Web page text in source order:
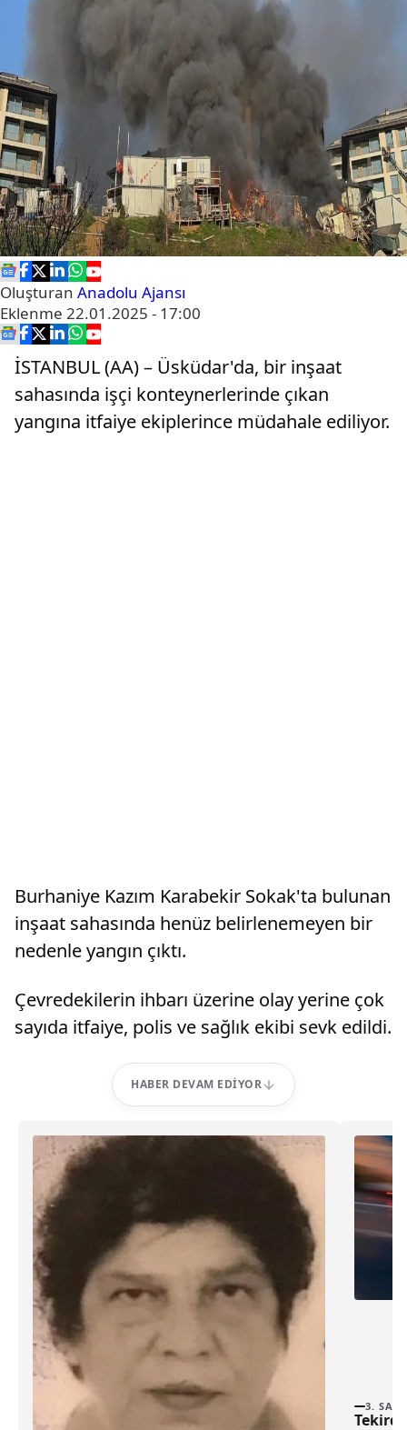
Oluşturan Anadolu Ajansı
Eklenme 22.01.2025 - 17:00
İSTANBUL (AA) – Üsküdar'da, bir inşaat
sahasında işçi konteynerlerinde çıkan
yangına itfaiye ekiplerince müdahale ediliyor.
Burhaniye Kazım Karabekir Sokak'ta bulunan
inşaat sahasında henüz belirlenemeyen bir
nedenle yangın çıktı.
Çevredekilerin ihbarı üzerine olay yerine çok
sayıda itfaiye, polis ve sağlık ekibi sevk edildi.
HABER DEVAM EDIYOR
3.